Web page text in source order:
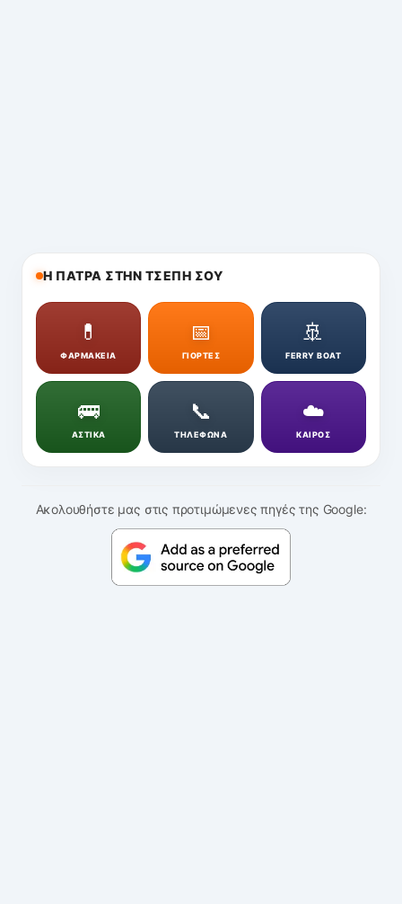
Η ΠΑΤΡΑ ΣΤΗΝ ΤΣΕΠΗ ΣΟΥ
💊
ΦΑΡΜΑΚΕΙΑ
📅
ΓΙΟΡΤΕΣ
🚢
FERRY BOAT
🚌
ΑΣΤΙΚΑ
📞
ΤΗΛΕΦΩΝΑ
☁️
ΚΑΙΡΟΣ
Ακολουθήστε μας στις προτιμώμενες πηγές της Google: